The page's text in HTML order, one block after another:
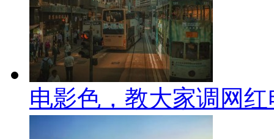
电影色，教大家调网